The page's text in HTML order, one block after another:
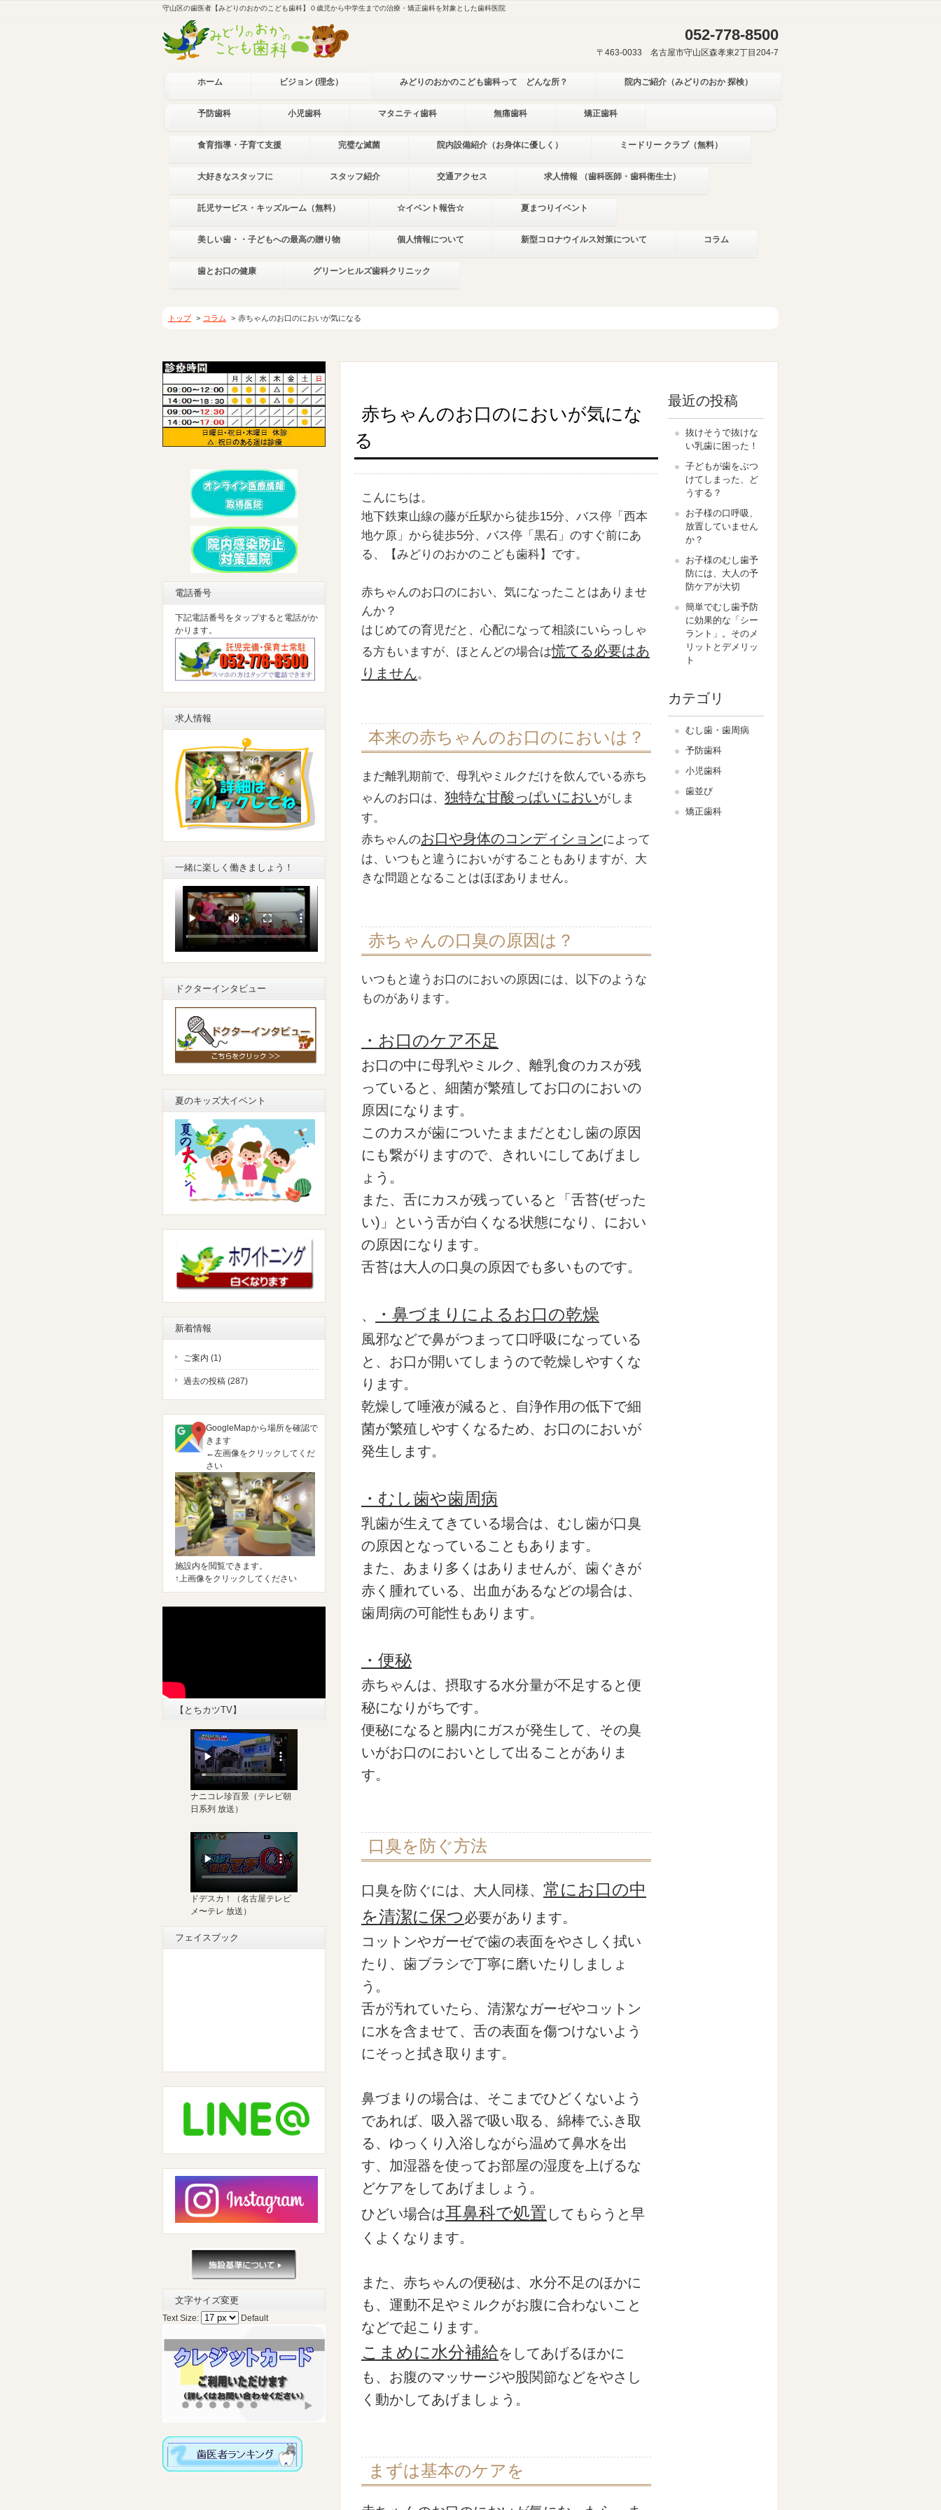
守山区の歯医者【みどりのおかのこども歯科】０歳児から中学生までの治療・矯正歯科を対象とした歯科医院
052-778-8500
〒463-0033 名古屋市守山区森孝東2丁目204-7
ホーム ビジョン (理念） みどりのおかのこども歯科って どんな所？ 院内ご紹介（みどりのおか 探検）
予防歯科 小児歯科 マタニティ歯科 無痛歯科 矯正歯科
食育指導・子育て支援 完璧な滅菌 院内設備紹介（お身体に優しく） ミードリー クラブ（無料）
大好きなスタッフに スタッフ紹介 交通アクセス 求人情報 （歯科医師・歯科衛生士）
託児サービス・キッズルーム（無料） ☆イベント報告☆ 夏まつりイベント
美しい歯・・子どもへの最高の贈り物 個人情報について 新型コロナウイルス対策について コラム
歯とお口の健康 グリーンヒルズ歯科クリニック
トップ コラム 赤ちゃんのお口のにおいが気になる
赤ちゃんのお口のにおいが気にな
る
こんにちは。
地下鉄東山線の藤が丘駅から徒歩15分、バス停「西本
地ケ原」から徒歩5分、バス停「黒石」のすぐ前にあ
る、【みどりのおかのこども歯科】です。
赤ちゃんのお口のにおい、気になったことはありませ
んか？
はじめての育児だと、心配になって相談にいらっしゃ
る方もいますが、ほとんどの場合は慌てる必要はあ
りません。
本来の赤ちゃんのお口のにおいは？
まだ離乳期前で、母乳やミルクだけを飲んでいる赤ち
ゃんのお口は、 独特な甘酸っぱいにおいがしま
す。
赤ちゃんのお口や身体のコンディションによって
は、いつもと違うにおいがすることもありますが、大
きな問題となることはほぼありません。
赤ちゃんの口臭の原因は？
いつもと違うお口のにおいの原因には、以下のような
ものがあります。
・お口のケア不足
お口の中に母乳やミルク、離乳食のカスが残
っていると、細菌が繁殖してお口のにおいの
原因になります。
このカスが歯についたままだとむし歯の原因
にも繋がりますので、きれいにしてあげまし
ょう。
また、舌にカスが残っていると「舌苔(ぜった
い)」という舌が白くなる状態になり、におい
の原因になります。
舌苔は大人の口臭の原因でも多いものです。
、 ・鼻づまりによるお口の乾燥
風邪などで鼻がつまって口呼吸になっている
と、お口が開いてしまうので乾燥しやすくな
ります。
乾燥して唾液が減ると、自浄作用の低下で細
菌が繁殖しやすくなるため、お口のにおいが
発生します。
・むし歯や歯周病
乳歯が生えてきている場合は、むし歯が口臭
の原因となっていることもあります。
また、あまり多くはありませんが、歯ぐきが
赤く腫れている、出血があるなどの場合は、
歯周病の可能性もあります。
・便秘
赤ちゃんは、摂取する水分量が不足すると便
秘になりがちです。
便秘になると腸内にガスが発生して、その臭
いがお口のにおいとして出ることがありま
す。
口臭を防ぐ方法
口臭を防ぐには、大人同様、 常にお口の中
を清潔に保つ必要があります。
コットンやガーゼで歯の表面をやさしく拭い
たり、歯ブラシで丁寧に磨いたりしましょ
う。
舌が汚れていたら、清潔なガーゼやコットン
に水を含ませて、舌の表面を傷つけないよう
にそっと拭き取ります。
鼻づまりの場合は、そこまでひどくないよう
であれば、吸入器で吸い取る、綿棒でふき取
る、ゆっくり入浴しながら温めて鼻水を出
す、加湿器を使ってお部屋の湿度を上げるな
どケアをしてあげましょう。
ひどい場合は耳鼻科で処置 してもらうと早
くよくなります。
また、赤ちゃんの便秘は、水分不足のほかに
も、運動不足やミルクがお腹に合わないこと
などで起こります。
こまめに水分補給をしてあげるほかに
も、お腹のマッサージや股関節などをやさし
く動かしてあげましょう。
まずは基本のケアを
最近の投稿
抜けそうで抜けな
い乳歯に困った！
子どもが歯をぶつ
けてしまった、ど
うする？
お子様の口呼吸、
放置していません
か？
お子様のむし歯予
防には、大人の予
防ケアが大切
簡単でむし歯予防
に効果的な「シー
ラント」。そのメ
リットとデメリッ
ト
カテゴリ
むし歯・歯周病
予防歯科
小児歯科
歯並び
矯正歯科
電話番号
下記電話番号をタップすると電話がか
かります。
求人情報
一緒に楽しく働きましょう！
ドクターインタビュー
夏のキッズ大イベント
新着情報
ご案内 (1)
過去の投稿 (287)
GoogleMapから場所を確認で
きます
←左画像をクリックしてくだ
さい
施設内を閲覧できます。
↑上画像をクリックしてください
【とちカツTV】
ナニコレ珍百景 （テレビ朝
日系列 放送）
ドデスカ！（名古屋テレビ
メ〜テレ 放送）
フェイスブック
文字サイズ変更
Text Size: Default